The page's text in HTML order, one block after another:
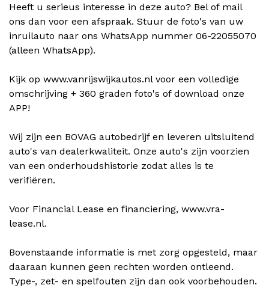
Heeft u serieus interesse in deze auto? Bel of mail
ons dan voor een afspraak. Stuur de foto's van uw
inruilauto naar ons WhatsApp nummer 06-22055070
(alleen WhatsApp).
Kijk op www.vanrijswijkautos.nl voor een volledige
omschrijving + 360 graden foto's of download onze
APP!
Wij zijn een BOVAG autobedrijf en leveren uitsluitend
auto's van dealerkwaliteit. Onze auto's zijn voorzien
van een onderhoudshistorie zodat alles is te
verifiëren.
Voor Financial Lease en financiering, www.vra-
lease.nl.
Bovenstaande informatie is met zorg opgesteld, maar
daaraan kunnen geen rechten worden ontleend.
Type-, zet- en spelfouten zijn dan ook voorbehouden.